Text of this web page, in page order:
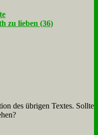
zu lieben (36)
des üb­ri­gen Tex­tes. Soll­te